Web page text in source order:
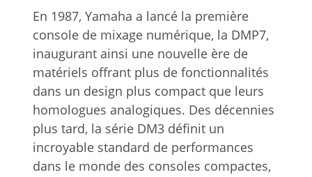
En 1987, Yamaha a lancé la première
console de mixage numérique, la DMP7,
inaugurant ainsi une nouvelle ère de
matériels offrant plus de fonctionnalités
dans un design plus compact que leurs
homologues analogiques. Des décennies
plus tard, la série DM3 définit un
incroyable standard de performances
dans le monde des consoles compactes,